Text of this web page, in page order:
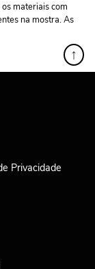
materiais com
na mostra. As
↑
Privacidade